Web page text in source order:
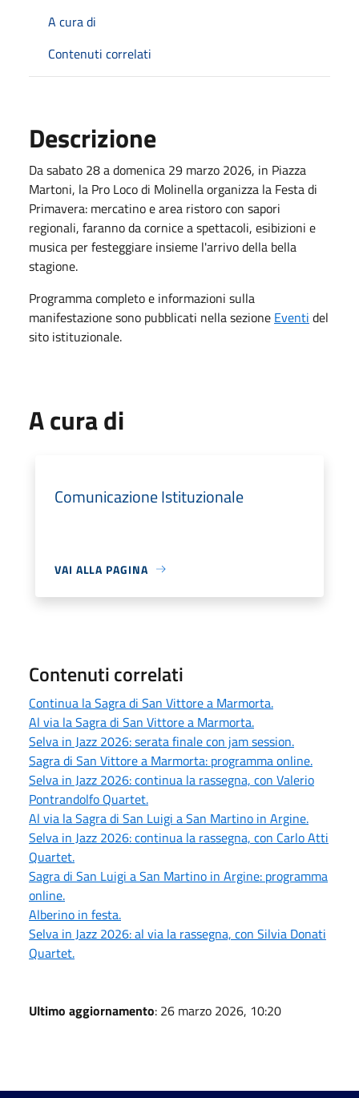
A cura di
Contenuti correlati
Descrizione
Da sabato 28 a domenica 29 marzo 2026, in Piazza
Martoni, la Pro Loco di Molinella organizza la Festa di
Primavera: mercatino e area ristoro con sapori
regionali, faranno da cornice a spettacoli, esibizioni e
musica per festeggiare insieme l'arrivo della bella
stagione.
Programma completo e informazioni sulla
manifestazione sono pubblicati nella sezione Eventi del
sito istituzionale.
A cura di
Comunicazione Istituzionale
VAI ALLA PAGINA
Contenuti correlati
Continua la Sagra di San Vittore a Marmorta.
Al via la Sagra di San Vittore a Marmorta.
Selva in Jazz 2026: serata finale con jam session.
Sagra di San Vittore a Marmorta: programma online.
Selva in Jazz 2026: continua la rassegna, con Valerio
Pontrandolfo Quartet.
Al via la Sagra di San Luigi a San Martino in Argine.
Selva in Jazz 2026: continua la rassegna, con Carlo Atti
Quartet.
Sagra di San Luigi a San Martino in Argine: programma
online.
Alberino in festa.
Selva in Jazz 2026: al via la rassegna, con Silvia Donati
Quartet.
Ultimo aggiornamento: 26 marzo 2026, 10:20